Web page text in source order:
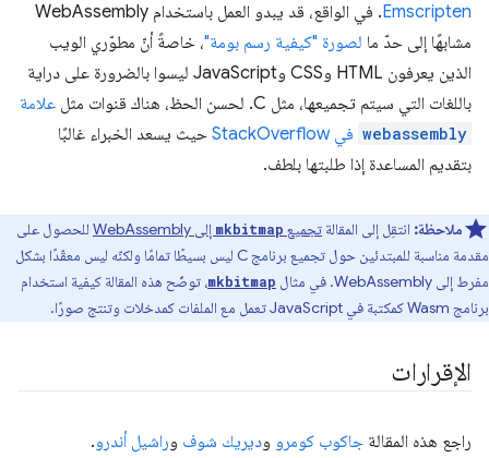
Emscripten
. في الواقع، قد يبدو العمل باستخدام WebAssembly
مشابهًا إلى حدّ ما لصورة "كيفية رسم بومة"، خاصةً أنّ مطوّري الويب
الذين يعرفون HTML وCSS وJavaScript ليسوا بالضرورة على دراية
باللغات التي سيتم تجميعها، مثل C. لحسن الحظ، هناك قنوات مثل
علامة
webassembly في StackOverflow
حيث يسعد الخبراء غالبًا
بتقديم المساعدة إذا طلبتها بلطف.
ملاحظة: انتقِل إلى المقالة تجميع mkbitmap إلى WebAssembly
للحصول على
مقدمة مناسبة للمبتدئين حول تجميع برنامج C ليس بسيطًا تمامًا ولكنّه ليس معقّدًا بشكل
مفرط إلى WebAssembly. في مثال
mkbitmap، توضّح هذه المقالة كيفية استخدام
برنامج Wasm كمكتبة في JavaScript تعمل مع الملفات كمدخلات وتنتج صورًا.
الإقرارات
راجع هذه المقالة جاكوب كومرو وديريك شوف وراشيل أندرو.